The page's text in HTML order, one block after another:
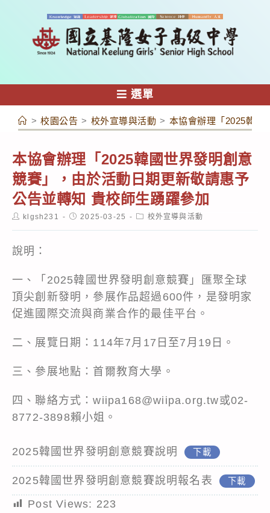
容
選單
> 校園公告 > 校外宣導與活動 > 本協會辦理「2025韓國
本協會辦理「2025韓國世界發明創意
競賽」，由於活動日期更新敬請惠予
公告並轉知 貴校師生踴躍參加
Postklgsh231
Post2025-03-25
Post校外宣導與活動
說明：
一、「2025韓國世界發明創意競賽」匯聚全球
頂尖創新發明，參展作品超過600件，是發明家
促進國際交流與商業合作的最佳平台。
二、展覽日期：114年7月17日至7月19日。
三、參展地點：首爾教育大學。
四、聯絡方式：wiipa168@wiipa.org.tw或02-
8772-3898賴小姐。
2025韓國世界發明創意競賽說明 下載
2025韓國世界發明創意競賽說明報名表 下載
Post Views: 223